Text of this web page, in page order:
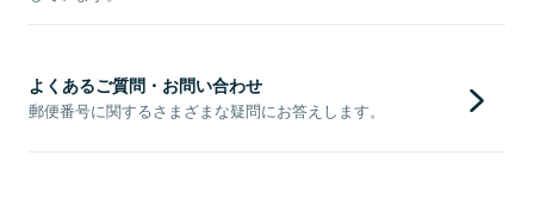
よくあるご質問・お問い合わせ
郵便番号に関するさまざまな疑問にお答えします。